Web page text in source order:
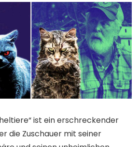
ist ein erschreckender
die Zuschauer mit seiner